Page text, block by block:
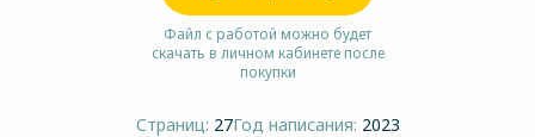
Файл с работой можно будет
скачать в личном кабинете после
покупки
Страниц: 27Год написания: 2023